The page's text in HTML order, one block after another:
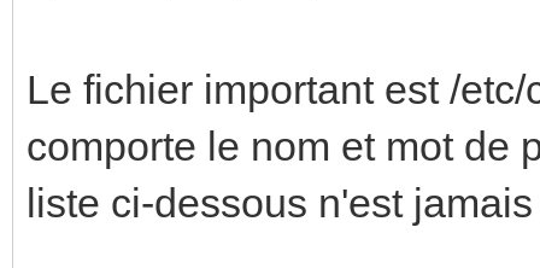
Le fichier important est /
comporte le nom et mot de
liste ci-dessous n'est